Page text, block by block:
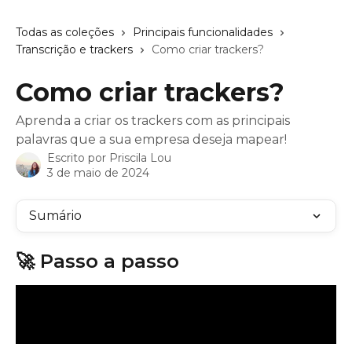
Todas as coleções
Principais funcionalidades
Transcrição e trackers
Como criar trackers?
Como criar trackers?
Aprenda a criar os trackers com as principais
palavras que a sua empresa deseja mapear!
Escrito por Priscila Lou
3 de maio de 2024
Sumário
🚀 Passo a passo